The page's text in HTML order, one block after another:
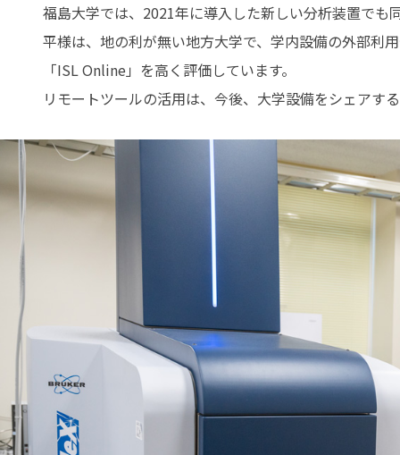
福島大学では、2021年に導入した新しい分析装置でも
平様は、地の利が無い地方大学で、学内設備の外部利
「ISL Online」を高く評価しています。
リモートツールの活用は、今後、大学設備をシェアす